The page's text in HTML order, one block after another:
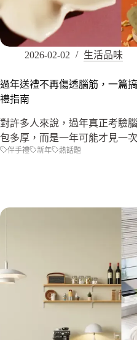
2026-02-02 生活品味
過年送禮不再傷透腦筋，一篇
禮指南
對許多人來說，過年真正考驗
包多厚，而是一年可能才見一
伴手禮 新年 熱話題